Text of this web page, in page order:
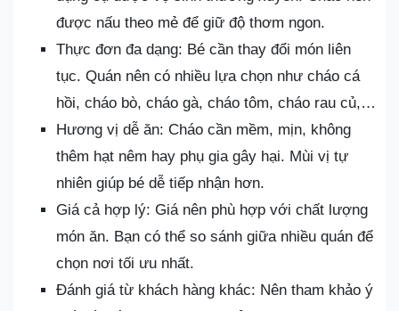
được nấu theo mẻ để giữ độ thơm ngon.
Thực đơn đa dạng: Bé cần thay đổi món liên
tục. Quán nên có nhiều lựa chọn như cháo cá
hồi, cháo bò, cháo gà, cháo tôm, cháo rau củ,…
Hương vị dễ ăn: Cháo cần mềm, mịn, không
thêm hạt nêm hay phụ gia gây hại. Mùi vị tự
nhiên giúp bé dễ tiếp nhận hơn.
Giá cả hợp lý: Giá nên phù hợp với chất lượng
món ăn. Bạn có thể so sánh giữa nhiều quán để
chọn nơi tối ưu nhất.
Đánh giá từ khách hàng khác: Nên tham khảo ý